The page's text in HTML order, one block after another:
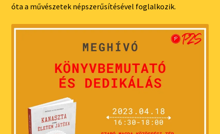
óta a művészetek népszerűsítésével foglalkozik.